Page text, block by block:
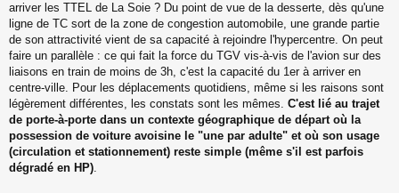
s
s
a
g
e
n
o
n
l
u
arriver les TTEL de La Soie ? Du point de vue de la desserte, dès qu'une
ligne de TC sort de la zone de congestion automobile, une grande partie
de son attractivité vient de sa capacité à rejoindre l'hypercentre. On peut
faire un parallèle : ce qui fait la force du TGV vis-à-vis de l'avion sur des
liaisons en train de moins de 3h, c'est la capacité du 1er à arriver en
centre-ville. Pour les déplacements quotidiens, même si les raisons sont
légèrement différentes, les constats sont les mêmes. C'est lié au trajet
de porte-à-porte dans un contexte géographique de départ où la
possession de voiture avoisine le "une par adulte" et où son usage
(circulation et stationnement) reste simple (même s'il est parfois
dégradé en HP).